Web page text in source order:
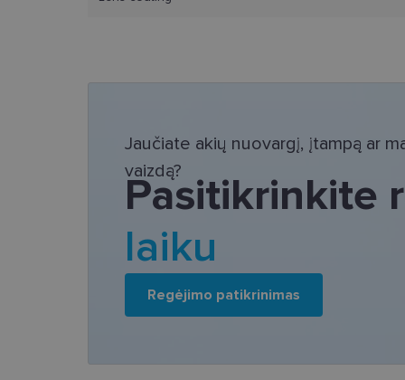
Jaučiate akių nuovargį, įtampą ar
vaizdą?
Pasitikrinkite
laiku
Regėjimo patikrinimas
Šie slapukai yra
tačiau
saugomi Jūsų
Šie būtinieji
Pavadinimas
clientId